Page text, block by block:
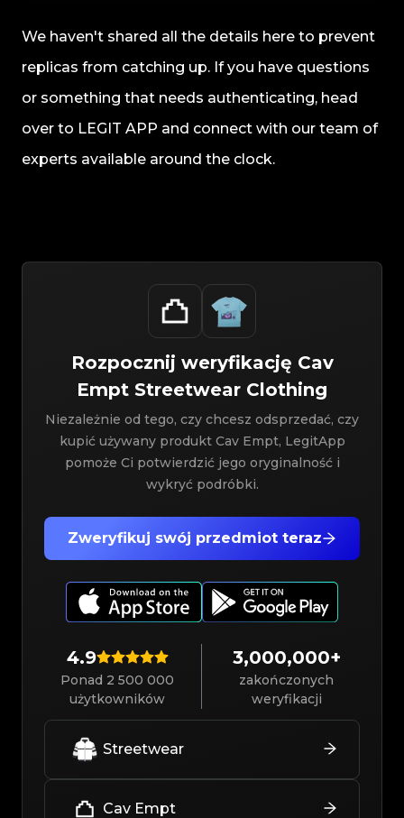
We haven't shared all the details here to prevent
replicas from catching up. If you have questions
or something that needs authenticating, head
over to LEGIT APP and connect with our team of
experts available around the clock.
4.9
Ponad 2 500 000
użytkowników
3,000,000+
zakończonych
weryfikacji
Zweryfikuj swój przedmiot teraz
Niezależnie od tego, czy chcesz odsprzedać, czy
kupić używany produkt Cav Empt, LegitApp
pomoże Ci potwierdzić jego oryginalność i
wykryć podróbki.
Rozpocznij weryfikację Cav
Empt Streetwear Clothing
Streetwear
Cav Empt